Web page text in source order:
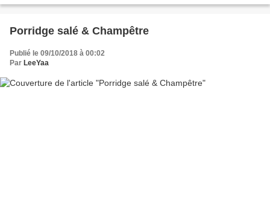
Porridge salé & Champêtre
Publié le 09/10/2018 à 00:02
Par LeeYaa